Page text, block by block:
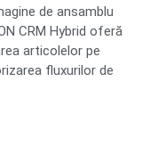
de ansamblu
CRM Hybrid oferă
articolelor pe
fluxurilor de